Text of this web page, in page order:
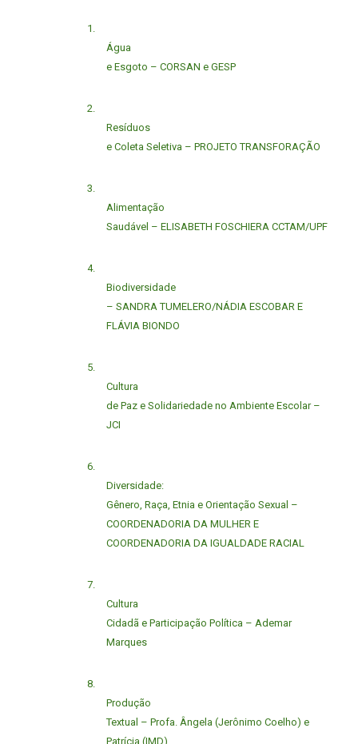
1.
Água
e Esgoto – CORSAN e GESP
2.
Resíduos
e Coleta Seletiva – PROJETO TRANSFORAÇÃO
3.
Alimentação
Saudável – ELISABETH FOSCHIERA CCTAM/UPF
4.
Biodiversidade
– SANDRA TUMELERO/NÁDIA ESCOBAR E
FLÁVIA BIONDO
5.
Cultura
de Paz e Solidariedade no Ambiente Escolar –
JCI
6.
Diversidade:
Gênero, Raça, Etnia e Orientação Sexual –
COORDENADORIA DA MULHER E
COORDENADORIA DA IGUALDADE RACIAL
7.
Cultura
Cidadã e Participação Política – Ademar
Marques
8.
Produção
Textual – Profa. Ângela (Jerônimo Coelho) e
Patrícia (IMD)